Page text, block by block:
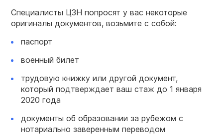
Специалисты ЦЗН попросят у вас некоторые
оригиналы документов, возьмите с собой:
паспорт
военный билет
трудовую книжку или другой документ,
который подтверждает ваш стаж до 1 января
2020 года
документы об образовании за рубежом с
нотариально заверенным переводом